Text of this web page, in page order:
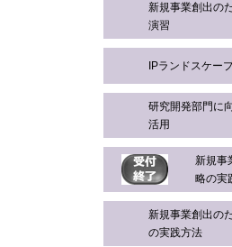
新規事業創出の
演習
IPランドスケー
研究開発部門に
活用
新規事
略の実
新規事業創出の
の実践方法